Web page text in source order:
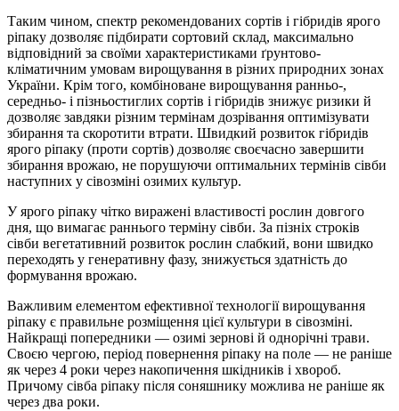
Таким чином, спектр рекомендованих сортів і гібридів ярого
ріпаку дозволяє підбирати сортовий склад, максимально
відповідний за своїми характеристиками ґрунтово-
кліматичним умовам вирощування в різних природних зонах
України. Крім того, комбіноване вирощування ранньо-,
середньо- і пізньостиглих сортів і гібридів знижує ризики й
дозволяє завдяки різним термінам дозрівання оптимізувати
збирання та скоротити втрати. Швидкий розвиток гібридів
ярого ріпаку (проти сортів) дозволяє своєчасно завершити
збирання врожаю, не порушуючи оптимальних термінів сівби
наступних у сівозміні озимих культур.
У ярого ріпаку чітко виражені властивості рослин довгого
дня, що вимагає раннього терміну сівби. За пізніх строків
сівби вегетативний розвиток рослин слабкий, вони швидко
переходять у генеративну фазу, знижується здатність до
формування врожаю.
Важливим елементом ефективної технології вирощування
ріпаку є правильне розміщення цієї культури в сівозміні.
Найкращі попередники — озимі зернові й однорічні трави.
Своєю чергою, період повернення ріпаку на поле — не раніше
як через 4 роки через накопичення шкідників і хвороб.
Причому сівба ріпаку після соняшнику можлива не раніше як
через два роки.